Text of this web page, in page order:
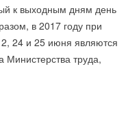
к выходным дням день
в 2017 году при
24 и 25 июня являются
труда,